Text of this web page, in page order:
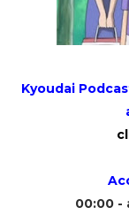
Kyoudai
00:00 -